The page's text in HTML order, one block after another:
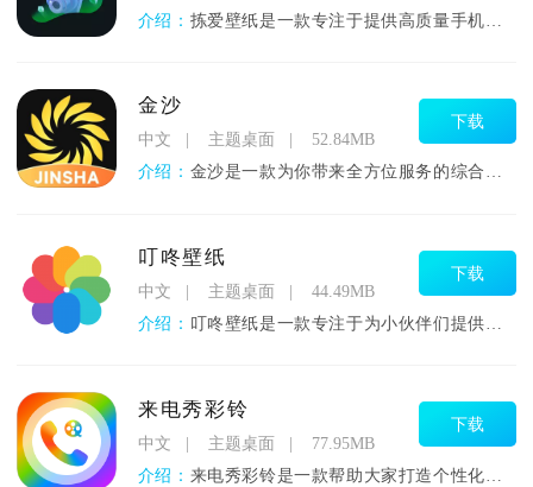
介绍： 拣爱壁纸是一款专注于提供高质量手机壁纸的应用程序，其设计目标
金沙
中文 主题桌面
52.84MB
介绍： 金沙是一款为你带来全方位服务的综合型软件平台我们精心打磨的界
下载
叮咚壁纸
中文 主题桌面
44.49MB
介绍： 叮咚壁纸是一款专注于为小伙伴们提供多样化桌面美化体验的个性化
下载
来电秀彩铃
中文 主题桌面
77.95MB
介绍： 来电秀彩铃是一款帮助大家打造个性化来电提醒的创意工具，让你在
下载